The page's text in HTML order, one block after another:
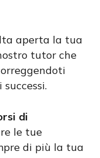
aperta la tua
tutor che
di
le tue
di più la tua